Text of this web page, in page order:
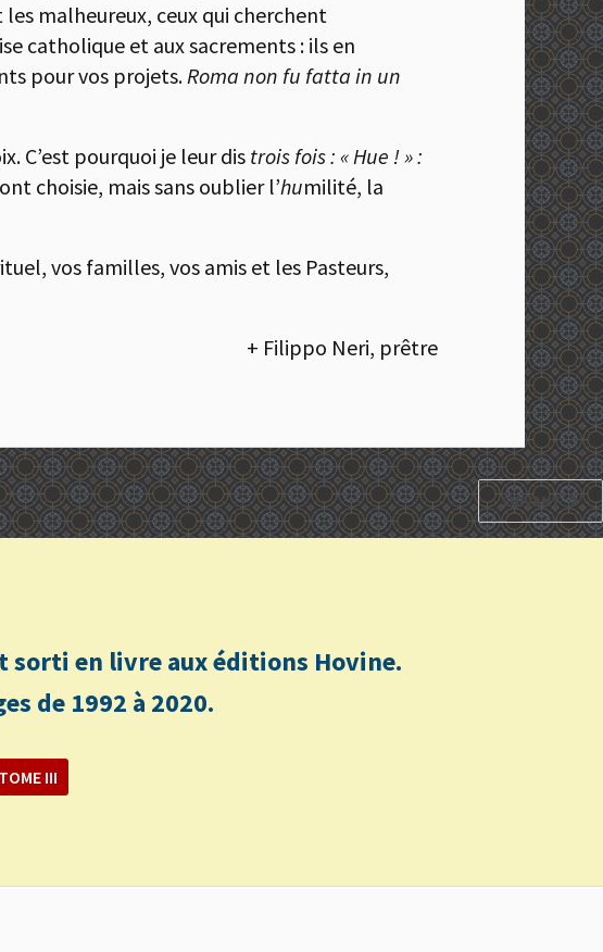
malheureux, ceux qui cherchent
catholique et aux sacrements : ils en
pour vos projets.Roma non fu fatta in un
C’est pourquoi je leur dis trois fois : « Hue ! » :
choisie, mais sans oublier l’humilité, la
vos familles, vos amis et les Pasteurs,
+ Filippo Neri, prêtre
SUIVANT
sorti en livre aux éditions Hovine.
de 1992 à 2020.
III